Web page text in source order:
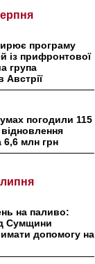
програму
із прифронтової
група
Австрії
погодили 115
млн грн
на паливо:
Сумщини
допомогу на